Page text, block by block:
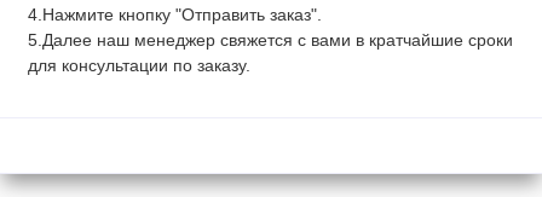
4.Нажмите кнопку "Отправить заказ".
5.Далее наш менеджер свяжется с вами в кратчайшие сроки
для консультации по заказу.